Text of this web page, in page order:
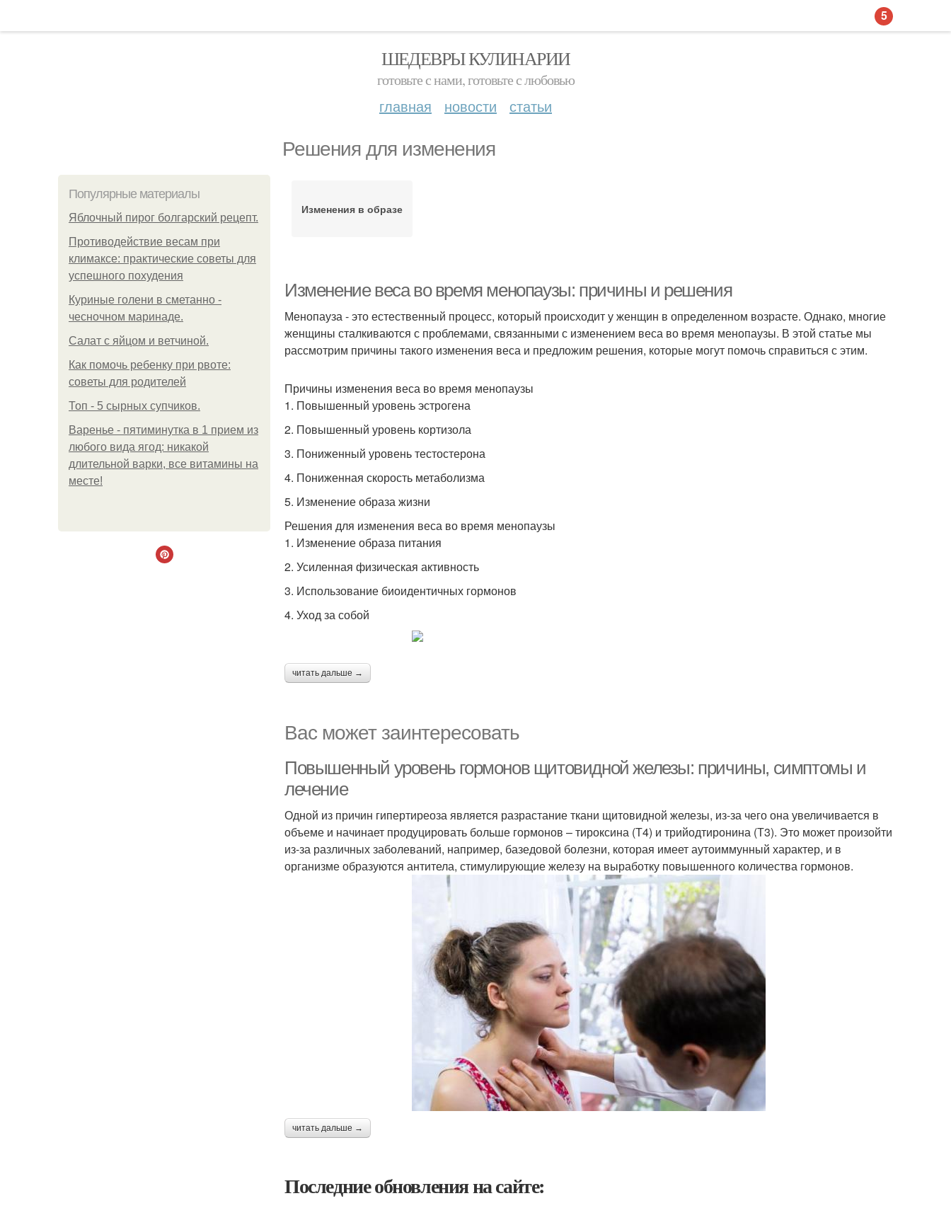
ШЕДЕВРЫ КУЛИНАРИИ
готовьте с нами, готовьте с любовью
главная новости статьи
Решения для изменения
Популярные материалы
Яблочный пирог болгарский рецепт.
Противодействие весам при
климаксе: практические советы для
успешного похудения
Куриные голени в сметанно -
чесночном маринаде.
Салат с яйцом и ветчиной.
Как помочь ребенку при рвоте:
советы для родителей
Топ - 5 сырных супчиков.
Варенье - пятиминутка в 1 прием из
любого вида ягод: никакой
длительной варки, все витамины на
месте!
Изменения в образе
Изменение веса во время менопаузы: причины и решения
Менопауза - это естественный процесс, который происходит у женщин в определенном возрасте. Однако, многие
женщины сталкиваются с проблемами, связанными с изменением веса во время менопаузы. В этой статье мы
рассмотрим причины такого изменения веса и предложим решения, которые могут помочь справиться с этим.
Причины изменения веса во время менопаузы
1. Повышенный уровень эстрогена
2. Повышенный уровень кортизола
3. Пониженный уровень тестостерона
4. Пониженная скорость метаболизма
5. Изменение образа жизни
Решения для изменения веса во время менопаузы
1. Изменение образа питания
2. Усиленная физическая активность
3. Использование биоидентичных гормонов
4. Уход за собой
читать дальше →
Вас может заинтересовать
Повышенный уровень гормонов щитовидной железы: причины, симптомы и
лечение
Одной из причин гипертиреоза является разрастание ткани щитовидной железы, из-за чего она увеличивается в
объеме и начинает продуцировать больше гормонов – тироксина (Т4) и трийодтиронина (Т3). Это может произойти
из-за различных заболеваний, например, базедовой болезни, которая имеет аутоиммунный характер, и в
организме образуются антитела, стимулирующие железу на выработку повышенного количества гормонов.
читать дальше →
Последние обновления на сайте:
5